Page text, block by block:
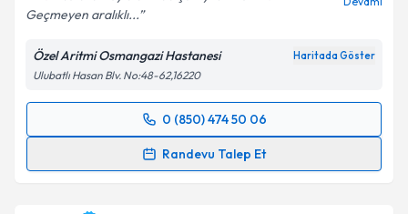
Kişisel verilerimin işlenmesine ilişkin
kapsamda işlenmesini kabul ediyorum.
Takvim Talebini Gönder
Geçmeyen aralıklı...
Özel Aritmi Osmangazi Hastanesi Haritada Göster
Ulubatlı Hasan Blv. No:48-62,16220
0 (850) 474 50 06
Randevu Talep Et
Randevu Takvimi Talebi